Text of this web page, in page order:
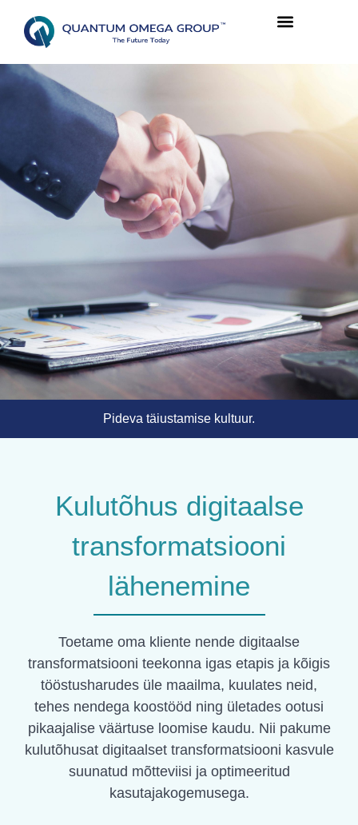
Pideva täiustamise kultuur.
Kulutõhus digitaalse
transformatsiooni
lähenemine
Toetame oma kliente nende digitaalse
transformatsiooni teekonna igas etapis ja kõigis
tööstusharudes üle maailma, kuulates neid,
tehes nendega koostööd ning ületades ootusi
pikaajalise väärtuse loomise kaudu. Nii pakume
kulutõhusat digitaalset transformatsiooni kasvule
suunatud mõtteviisi ja optimeeritud
kasutajakogemusega.